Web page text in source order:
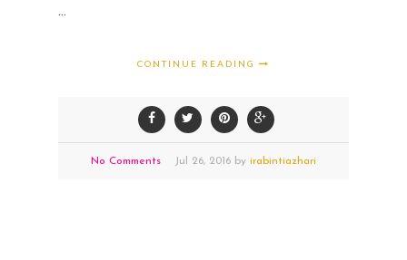
...
CONTINUE READING
No Comments Jul 26, 2016 by irabintiazhari